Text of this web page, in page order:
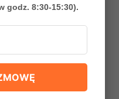
godz. 8:30-15:30).